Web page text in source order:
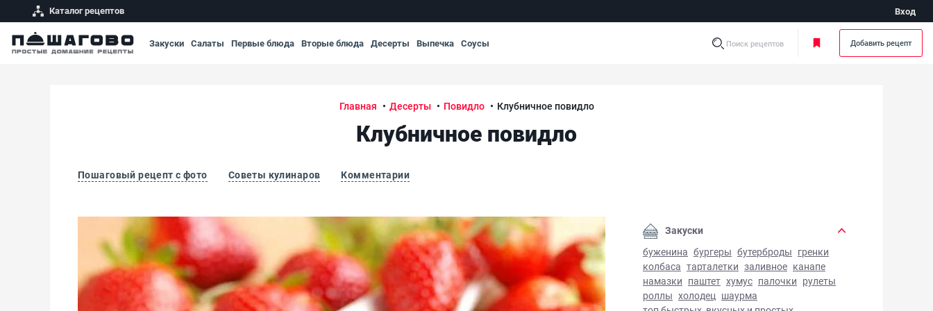
Каталог рецептов Вход
Закуски Салаты Первые блюда Вторые блюда Десерты Выпечка Соусы Поиск рецептов Добавить рецепт
Главная Десерты Повидло Клубничное повидло
Клубничное повидло
Пошаговый рецепт с фото Советы кулинаров Комментарии
Клубничное повидло Клубничное повидло - фото готового блюда
Закуски
буженина бургеры бутерброды гренки
колбаса тарталетки заливное канапе
намазки паштет хумус палочки рулеты
роллы холодец шаурма